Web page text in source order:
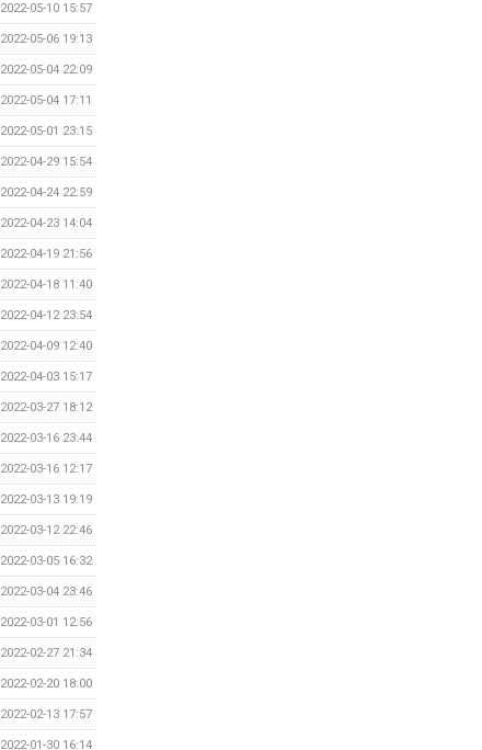
2022-05-10 15:57
2022-05-06 19:13
2022-05-04 22:09
2022-05-04 17:11
2022-05-01 23:15
2022-04-29 15:54
2022-04-24 22:59
2022-04-23 14:04
2022-04-19 21:56
2022-04-18 11:40
2022-04-12 23:54
2022-04-09 12:40
2022-04-03 15:17
2022-03-27 18:12
2022-03-16 23:44
2022-03-16 12:17
2022-03-13 19:19
2022-03-12 22:46
2022-03-05 16:32
2022-03-04 23:46
2022-03-01 12:56
2022-02-27 21:34
2022-02-20 18:00
2022-02-13 17:57
2022-01-30 16:14